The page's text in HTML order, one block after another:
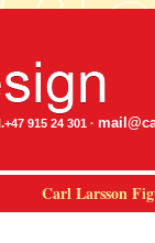
915 24 301 ·
Carl Larsson